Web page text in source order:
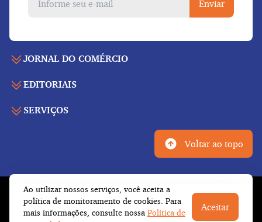
Ao utilizar nossos serviços, você aceita a
política de monitoramento de cookies. Para
mais informações, consulte nossa Política de
Aceitar
Voltar ao topo
JORNAL DO COMÉRCIO
Capa
Publicidade legal
Fale conosco
Trabalhe conosco
EDITORIAIS
Economia
Esportes
Cultura
SERVIÇOS
Galeria de vídeos
Tempo
Newsletter
Enviar
© Copyright 2026 Empresa Jornalística J.C. Jarros
Ltda.Todos os direitos reservados